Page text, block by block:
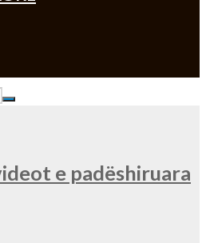
e padëshiruara